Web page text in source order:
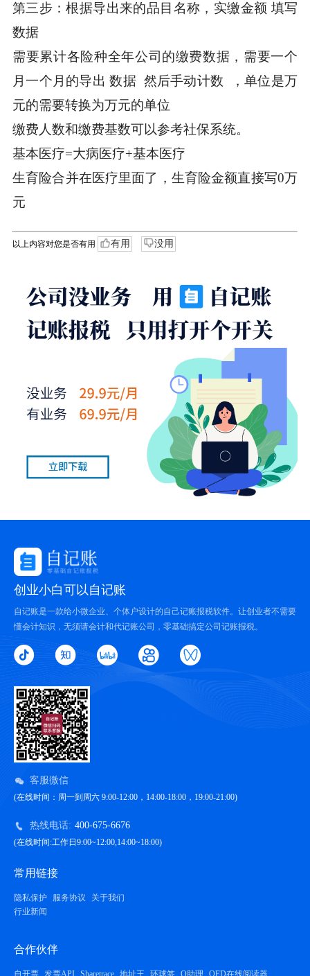
第三步：根据导出来的品目名称，实缴金额 填写
数据
需要累计各险种全年公司的缴费数据，需要一个
月一个月的导出 数据 然后手动计数 ，单位是万
元的需要转换为万元的单位
缴费人数和缴费基数可以参考社保系统。
基本医疗=大病医疗+基本医疗
生育险合并在医疗里面了，生育险金额直接写0万
元
以上内容对您是否有用 有用 没用
创业小白可以自记账
自记账是一款给小微企业、个体户设计的自己记账报税软件。让创业者不需要
懂会计知识，无须请会计和代记账公司，零基础搞定公司记账报税。
客服微信
(在线时间：周一到周六 9:00-12:00，14:00-18:00，19:00-21:00)
热线电话: 400-675-6676
(在线时间:工作日9:00~12:00,14:00~18:00)
常用链接
隐私保护 服务协议
关于我们
行业新闻
合作伙伴
自开票 发票API Sharetrace 地址王 环球签 Q助理 OFD在线阅读器